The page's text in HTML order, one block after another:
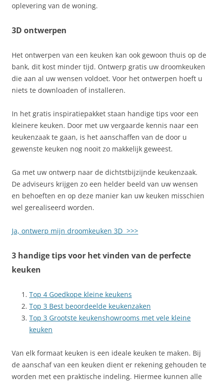
oplevering van de woning.
3D ontwerpen
Het ontwerpen van een keuken kan ook gewoon thuis op de
bank, dit kost minder tijd. Ontwerp gratis uw droomkeuken
die aan al uw wensen voldoet. Voor het ontwerpen hoeft u
niets te downloaden of installeren.
In het gratis inspiratiepakket staan handige tips voor een
kleinere keuken. Door met uw vergaarde kennis naar een
keukenzaak te gaan, is het aanschaffen van de door u
gewenste keuken nog nooit zo makkelijk geweest.
Ga met uw ontwerp naar de dichtstbijzijnde keukenzaak.
De adviseurs krijgen zo een helder beeld van uw wensen
en behoeften en op deze manier kan uw keuken misschien
wel gerealiseerd worden.
Ja, ontwerp mijn droomkeuken 3D >>>
3 handige tips voor het vinden van de perfecte
keuken
Top 4 Goedkope kleine keukens
Top 3 Best beoordeelde keukenzaken
Top 3 Grootste keukenshowrooms met vele kleine
keuken
Van elk formaat keuken is een ideale keuken te maken. Bij
de aanschaf van een keuken dient er rekening gehouden te
worden met een praktische indeling. Hiermee kunnen alle